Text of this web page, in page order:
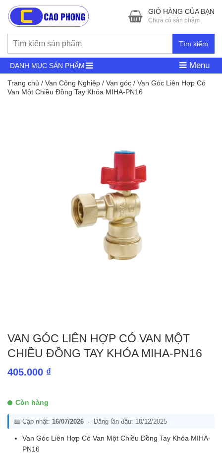
Tìm kiếm
GIỎ HÀNG CỦA BẠN
Chưa có sản phẩm
DANH MỤC SẢN PHẨM Menu
Trang chủ / Van Công Nghiệp / Van góc / Van Góc Liên Hợp Có
Van Một Chiều Đồng Tay Khóa MIHA-PN16
VAN GÓC LIÊN HỢP CÓ VAN MỘT
CHIỀU ĐỒNG TAY KHÓA MIHA-PN16
405.000 ₫
Còn hàng
📅 Cập nhật: 16/07/2026 · Đăng lần đầu: 10/12/2025
Van Góc Liên Hợp Có Van Một Chiều Đồng Tay Khóa MIHA-
PN16